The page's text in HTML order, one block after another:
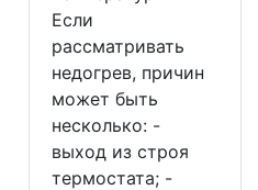
Если
рассматривать
недогрев, причин
может быть
несколько: -
выход из строя
термостата; -